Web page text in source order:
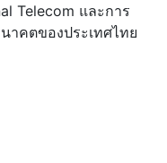
Telecom และการ
คตของประเทศไทย